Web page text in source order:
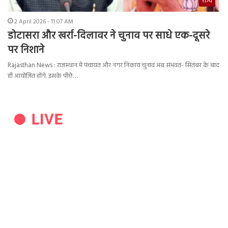
2 April 2026 - 11:07 AM
डोटासरा और खर्रा-दिलावर ने चुनाव पर साधे एक-दूसरे
पर निशाने
Rajasthan News : राजस्थान में पंचायत और नगर निकाय चुनाव अब संभवत- सितंबर के बाद
ही आयोजित होंगे. इसके पीछे…